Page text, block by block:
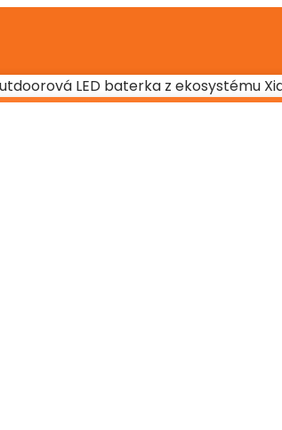
LED baterka z ekosystému